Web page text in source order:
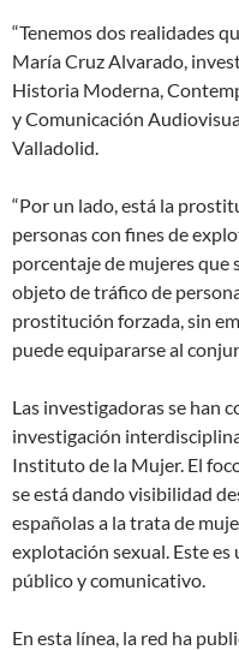
“Tenemos dos realidades
María Cruz Alvarado,
Historia Moderna,
y Comunicación
Valladolid.
“Por un lado, está la
personas con fines de
porcentaje de mujeres que
objeto de tráfico de
prostitución forzada, sin
puede equipararse al
Las investigadoras se han
investigación
Instituto de la Mujer. El
se está dando visibilidad
españolas a la trata de
explotación sexual. Este
público y comunicativo.
En esta línea, la red ha